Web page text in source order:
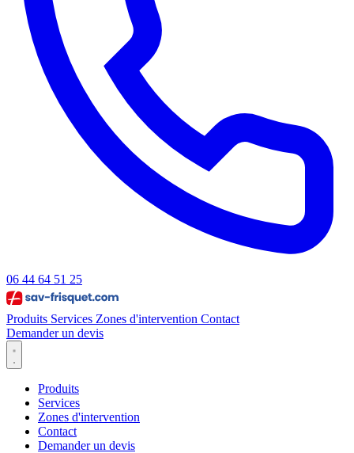
06 44 64 51 25
Produits Services Zones d'intervention Contact
Demander un devis
Produits
Services
Zones d'intervention
Contact
Demander un devis